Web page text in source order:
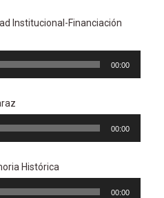
Institucional-Financiación
00:00
00:00
Histórica
00:00